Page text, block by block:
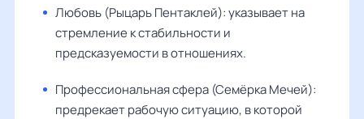
Любовь (Рыцарь Пентаклей): указывает на
стремление к стабильности и
предсказуемости в отношениях.
Профессиональная сфера (Семёрка Мечей):
предрекает рабочую ситуацию, в которой